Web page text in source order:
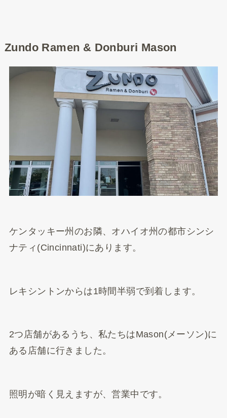
Zundo Ramen & Donburi Mason
ケンタッキー州のお隣、オハイオ州の都市シンシ
ナティ(Cincinnati)にあります。
レキシントンからは1時間半弱で到着します。
2つ店舗があるうち、私たちはMason(メーソン)に
ある店舗に行きました。
照明が暗く見えますが、営業中です。